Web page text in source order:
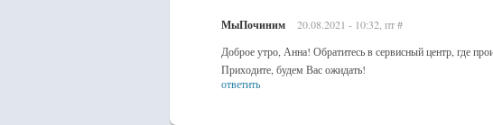
МыПочиним 20.08.2021 - 10:32, пт#
Доброе утро, Анна! Обратитесь в сервисный центр, где
Приходите, будем Вас ожидать!
ответить